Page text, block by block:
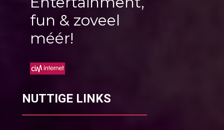
fun & zoveel
méér!
NUTTIGE LINKS